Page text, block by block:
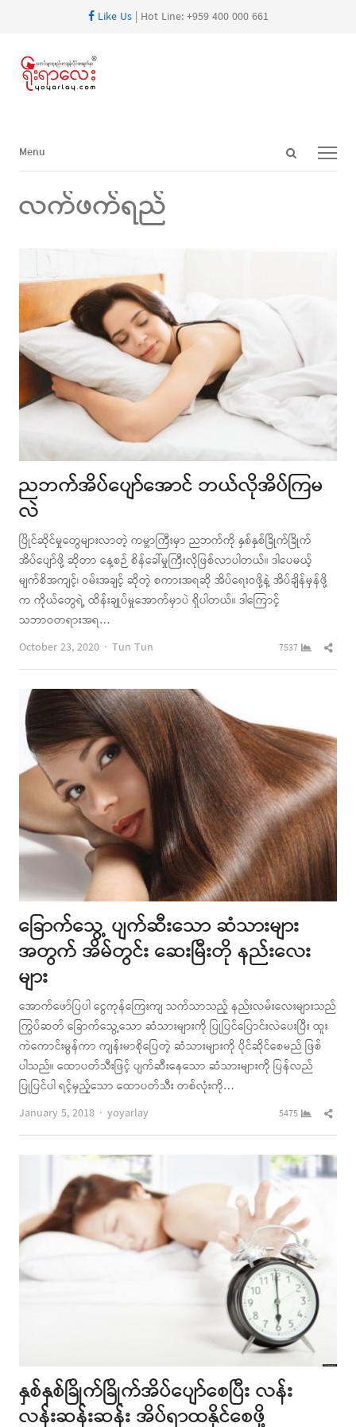
Like Us| Hot Line: +959 400 000 661
Open
Menu
Menu
လက်ဖက်ရည်
ညဘက်အိပ်ပျော်အောင် ဘယ်လိုအိပ်ကြမ
လဲ
ပြိုင်ဆိုင်မှုတွေများလာတဲ့ ကမ္ဘာကြီးမှာ ညဘက်ကို နှစ်နှစ်ခြိုက်ခြိုက်
အိပ်ပျော်ဖို့ ဆိုတာ နေ့စဉ် စိန်ခေါ်မှုကြီးလိုဖြစ်လာပါတယ်။ ဒါပေမယ့်
မျက်စိအကျင့်၊ ဝမ်းအချင့် ဆိုတဲ့ စကားအရဆို အိပ်ရေးဝဖို့နဲ့ အိပ်ချိန်မှန်ဖို့
က ကိုယ်တွေရဲ့ ထိန်းချုပ်မှုအောက်မှာပဲ ရှိပါတယ်။ ဒါကြောင့်
သဘာဝတရားအရ…
October 23, 2020
Author
Tun Tun 7537
ခြောက်သွေ့ ပျက်ဆီးသော ဆံသားများ
အတွက် အိမ်တွင်း ဆေးမြီးတို နည်းလေး
များ
အောက်ဖော်ပြပါ ငွေကုန်ကြေးကျ သက်သာသည့် နည်းလမ်းလေးများသည်
ကြွပ်ဆတ် ခြောက်သွေ့သော ဆံသားများကို ပြုပြင်ပြောင်းလဲပေးပြီး ထူး
ကဲကောင်းမွန်ကာ ကျန်းမာစိုပြေတဲ့ ဆံသားများကို ပိုင်ဆိုင်စေမည် ဖြစ်
ပါသည်။ ထောပတ်သီးဖြင့် ပျက်ဆီးနေသော ဆံသားများကို ပြန်လည်
ပြုပြင်ပါ ရင့်မှည့်သော ထောပတ်သီး တစ်လုံးကို…
January 5, 2018
Author
yoyarlay 5475
နှစ်နှစ်ခြိုက်ခြိုက်အိပ်ပျော်စေပြီး လန်း
လန်းဆန်းဆန်း အိပ်ရာထနိုင်စေဖို့